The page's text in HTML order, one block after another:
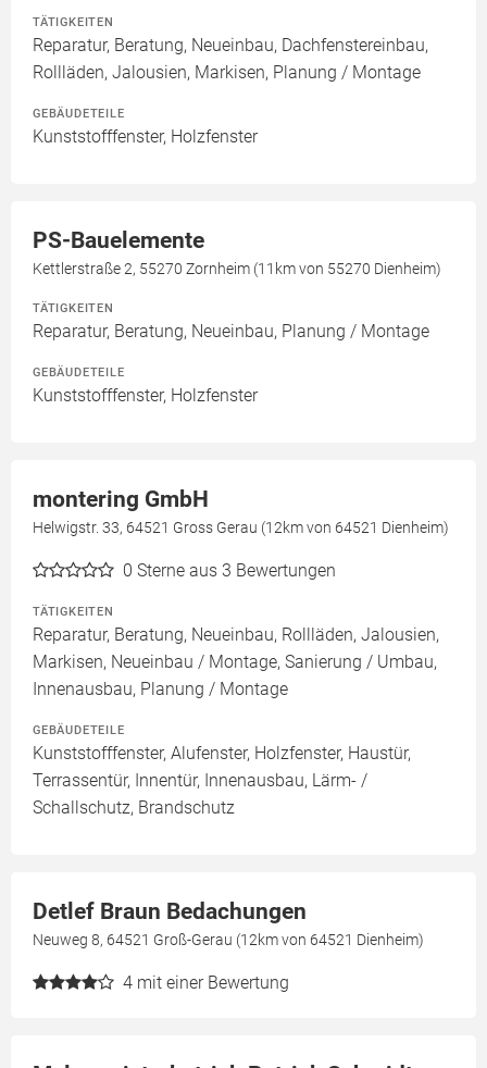
TÄTIGKEITEN
Reparatur, Beratung, Neueinbau, Dachfenstereinbau,
Rollläden, Jalousien, Markisen, Planung / Montage
GEBÄUDETEILE
Kunststofffenster, Holzfenster
PS-Bauelemente
Kettlerstraße 2, 55270 Zornheim (11km von 55270 Dienheim)
TÄTIGKEITEN
Reparatur, Beratung, Neueinbau, Planung / Montage
GEBÄUDETEILE
Kunststofffenster, Holzfenster
montering GmbH
Helwigstr. 33, 64521 Gross Gerau (12km von 64521 Dienheim)
0 Sterne aus 3 Bewertungen
TÄTIGKEITEN
Reparatur, Beratung, Neueinbau, Rollläden, Jalousien,
Markisen, Neueinbau / Montage, Sanierung / Umbau,
Innenausbau, Planung / Montage
GEBÄUDETEILE
Kunststofffenster, Alufenster, Holzfenster, Haustür,
Terrassentür, Innentür, Innenausbau, Lärm- /
Schallschutz, Brandschutz
Detlef Braun Bedachungen
Neuweg 8, 64521 Groß-Gerau (12km von 64521 Dienheim)
4 mit einer Bewertung